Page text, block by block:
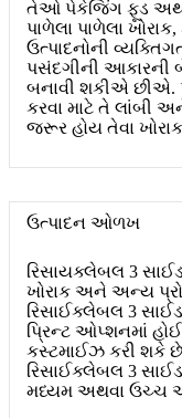
તેઓ પેકેજિંગ ફૂડ
પાળેલા પાળેલા
ઉત્પાદનોની
પસંદગીની આકારની
બનાવી શકીએ છીએ.
કરવા માટે તે લાંબી
જરૂર હોય તેવા
ઉત્પાદન ઓળખ
રિસાયક્લેબલ 3
ખોરાક અને અન્ય
રિસાઈક્લેબલ 3
પ્રિન્ટ ઓપ્શનમાં
કસ્ટમાઈઝ કરી શકે
રિસાઈક્લેબલ 3
મધ્યમ અથવા ઉચ્ચ